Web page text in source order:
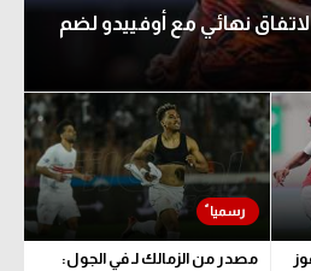
نهائي مع أوفييدو لضم
مصدر من الزمالك لـ في الجول: